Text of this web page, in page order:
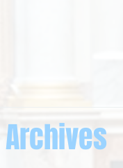
Archives